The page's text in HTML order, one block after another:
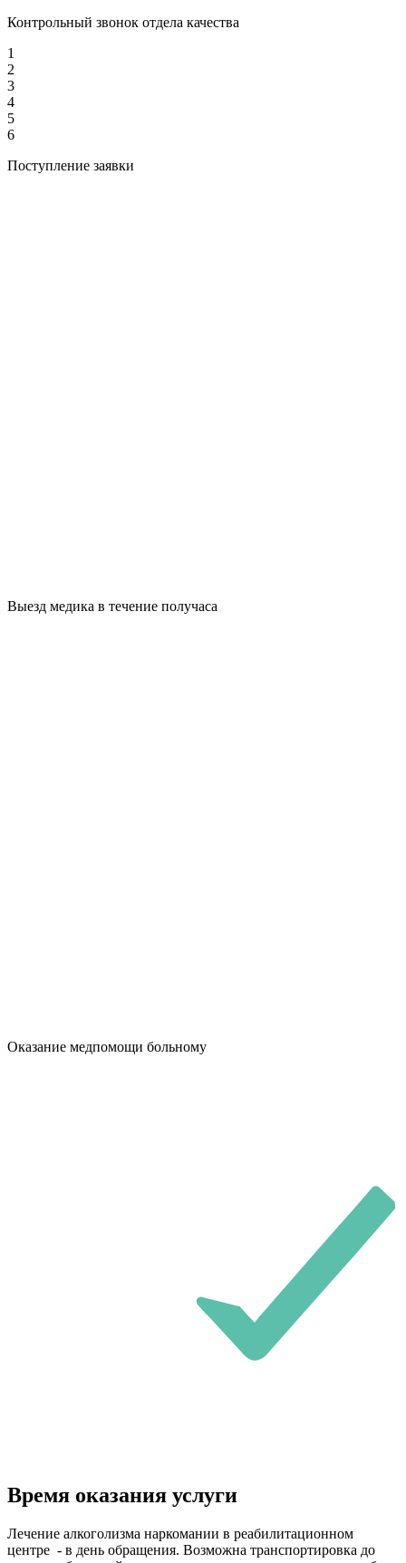
Контрольный звонок отдела качества
1
2
3
4
5
6
Поступление заявки
Выезд медика в течение получаса
Оказание медпомощи больному
Время оказания услуги
Лечение алкоголизма наркомании в реабилитационном
центре - в день обращения. Возможна транспортировка до